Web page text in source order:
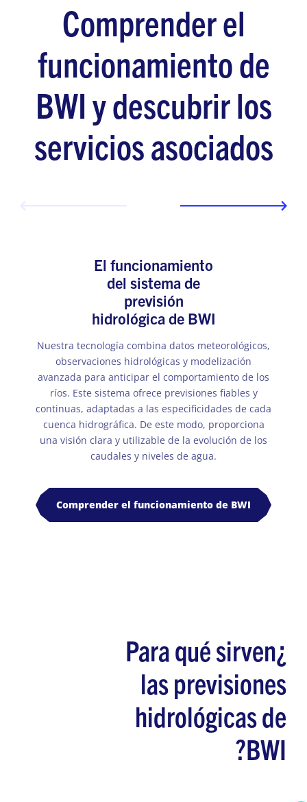
Comprender el
funcionamiento de
BWI y descubrir los
servicios asociados
El funcionamiento
del sistema de
previsión
hidrológica de BWI
Nuestra tecnología combina datos meteorológicos,
observaciones hidrológicas y modelización
avanzada para anticipar el comportamiento de los
ríos. Este sistema ofrece previsiones fiables y
continuas, adaptadas a las especificidades de cada
cuenca hidrográfica. De este modo, proporciona
una visión clara y utilizable de la evolución de los
caudales y niveles de agua.
Comprender el funcionamiento de BWI
¿Para qué sirven
las previsiones
hidrológicas de
BWI?